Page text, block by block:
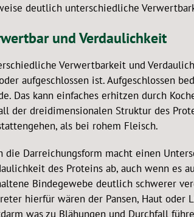
deutlich unterschiedliche
und Verdaulichkeit
Verwertbarkeit und
aufgeschlossen ist. Aufgeschlossen
Das kann einfaches erhitzen durch
der dreidimensionalen Struktur des
als bei rohem Fleisch.
die Darreichungsform macht einen
des Proteins ab, auch wenn es
Bindegewebe deutlich schwerer
hierfür wären der Pansen, Haut oder
was zu Blähungen und Durchfall